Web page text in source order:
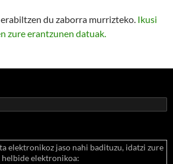
du zaborra murrizteko. Ikusi
zure erantzunen datuak.
elektronikoz jaso nahi badituzu, idatzi zure
helbide elektronikoa: